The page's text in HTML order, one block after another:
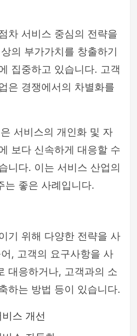
차 서비스 중심의 전략을
의 부가가치를 창출하기
집중하고 있습니다. 고객
은 경쟁에서의 차별화를
서비스의 개인화 및 자
보다 신속하게 대응할 수
니다. 이는 서비스 산업의
는 좋은 사례입니다.
기 위해 다양한 전략을 사
, 고객의 요구사항을 사
대응하거나, 고객과의 소
하는 방법 등이 있습니다.
스 개선